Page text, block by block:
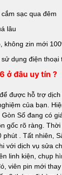
sạc qua đêm
lâu
không zin mới
dụng điện thoại
ở đâu uy tín ?
được hỗ trợ
của bạn.
Số đang có
gốc rõ ràng.
phút . Tất nhiên,
với dịch vụ sửa
linh kiện, chụp
viên pin mới